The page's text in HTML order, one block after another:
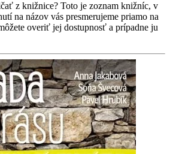
z knižnice? Toto je zoznam knižníc, v
na názov vás presmerujeme priamo na
overiť jej dostupnosť a prípadne ju